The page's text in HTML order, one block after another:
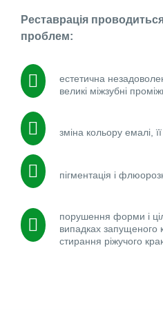
Реставрація
проблем:
естетична
великі міжзубні
зміна кольору емалі,
пігментація і
порушення форми і
випадках запущеного
стирання ріжучого